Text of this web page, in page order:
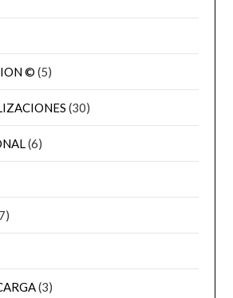
© (5)
(30)
(6)
(3)